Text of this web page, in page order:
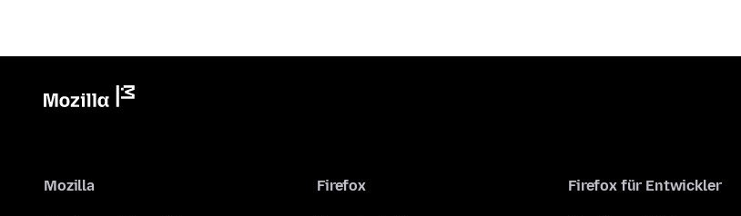
Mozilla Firefox Firefox für Entwickler